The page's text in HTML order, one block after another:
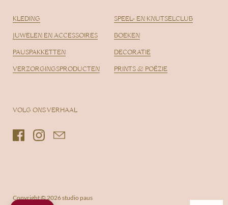
KLEDING
JUWELEN EN ACCESSOIRES
PAUSPAKKETTEN
VERZORGINGSPRODUCTEN
SPEEL- EN KNUTSELCLUB
BOEKEN
DECORATIE
PRINTS & POËZIE
VOLG ONS VERHAAL
FacebookInstagramEmail
Copyright © 2026studio paus